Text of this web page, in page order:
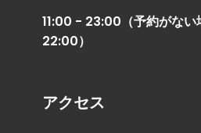
11:00 - 23:00（予約がな
22:00）
アクセス